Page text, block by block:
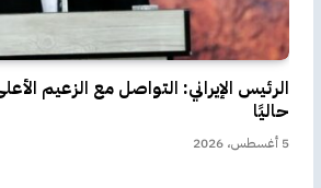
الرئيس الإيراني: التواصل مع الزعيم
حاليًا
5 أغسطس، 2026